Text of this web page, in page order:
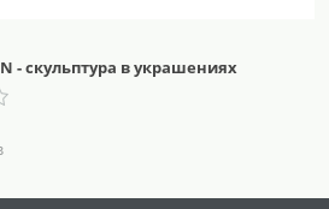
- скульптура в украшениях